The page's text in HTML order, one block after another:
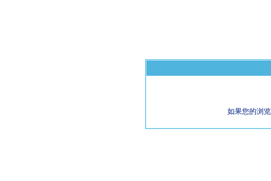
如果您的浏